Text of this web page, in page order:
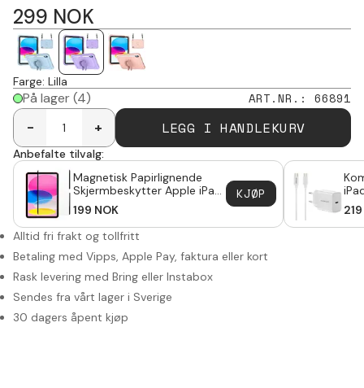
299 NOK
Farge: Lilla
På lager(4) ART.NR. : 66891
-
+ LEGG I HANDLEKURV
Anbefalte tilvalg:
Magnetisk Papirlignende
Skjermbeskytter Apple iPad
11 11th Gen (2025)
199 NOK
KJØP
2m
219
Alltid fri frakt og tollfritt
Betaling med Vipps, Apple Pay, faktura eller kort
Rask levering med Bring eller Instabox
Sendes fra vårt lager i Sverige
30 dagers åpent kjøp